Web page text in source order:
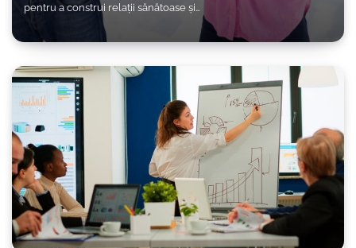
pentru a construi relații sănătoase și…